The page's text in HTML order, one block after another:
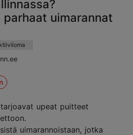
parhaat uimarannat
upeat puitteet
uimarannoistaan, jotka